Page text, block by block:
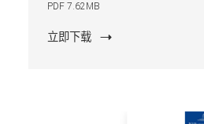
PDF 7.62MB
立即下载